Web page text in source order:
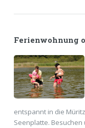
Ferienwohnung
entspannt in die
Seenplatte.